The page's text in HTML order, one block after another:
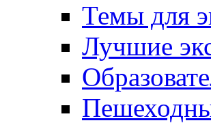
Темы для
Лучшие